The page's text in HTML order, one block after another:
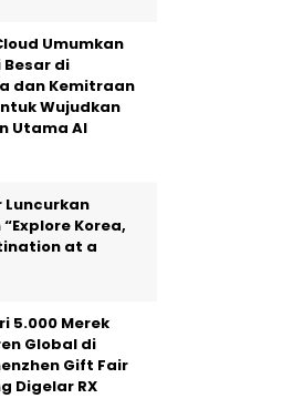
Umumkan
Besar di
dan Kemitraan
Wujudkan
Utama AI
Luncurkan
Korea,
at a
5.000 Merek
Global di
Gift Fair
Digelar RX